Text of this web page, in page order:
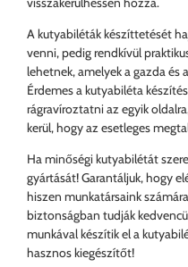
A kutyabiléták készíttetését
venni, pedig rendkívül
lehetnek, amelyek a gazda és
Érdemes a kutyabiléta
rágravíroztatni az egyik
kerül, hogy az esetleges
Ha minőségi kutyabilétát
gyártását! Garantáljuk, hogy
hiszen munkatársaink
biztonságban tudják
munkával készítik el a
hasznos kiegészítőt!